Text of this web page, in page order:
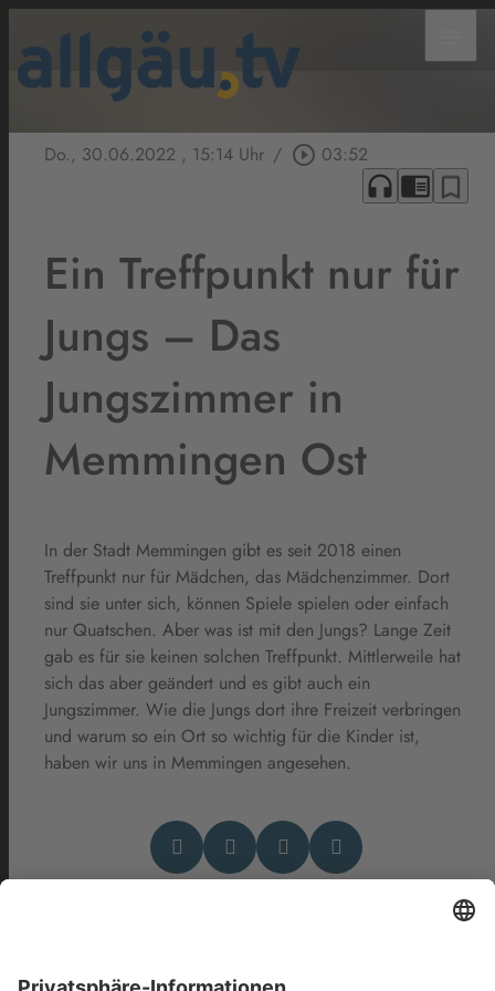
Do., 30.06.2022 , 15:14 Uhr / play_circle_outline 03:52
headphones chrome_reader_mode bookmark_border
Ein Treffpunkt nur für
Jungs – Das
Jungszimmer in
Memmingen Ost
In der Stadt Memmingen gibt es seit 2018 einen
Treffpunkt nur für Mädchen, das Mädchenzimmer. Dort
sind sie unter sich, können Spiele spielen oder einfach
nur Quatschen. Aber was ist mit den Jungs? Lange Zeit
gab es für sie keinen solchen Treffpunkt. Mittlerweile hat
sich das aber geändert und es gibt auch ein
Jungszimmer. Wie die Jungs dort ihre Freizeit verbringen
und warum so ein Ort so wichtig für die Kinder ist,
haben wir uns in Memmingen angesehen.
Das könnte Dich auch